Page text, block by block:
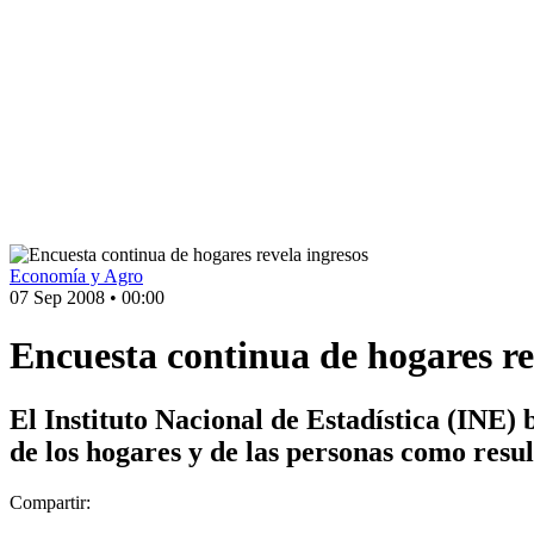
Economía y Agro
07 Sep 2008 • 00:00
Encuesta continua de hogares
El Instituto Nacional de Estadística (INE)
de los hogares y de las personas como
Compartir: